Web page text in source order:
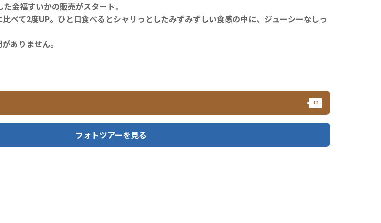
金福すいかの販売がスタート。
べて2度UP。ひと口食べるとシャリっとしたみずみずしい食感の中に、ジューシーなしっ
ありません。
フォトツアーを見る